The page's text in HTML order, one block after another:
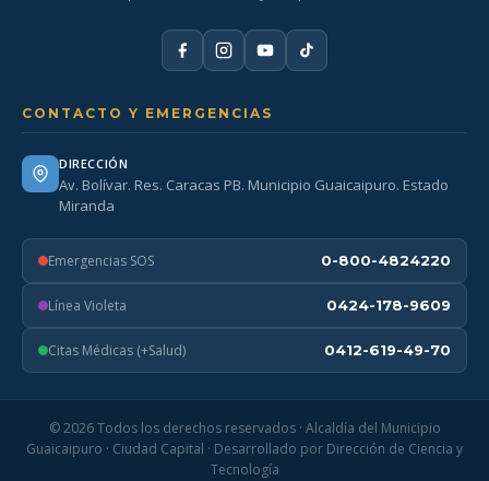
CONTACTO Y EMERGENCIAS
DIRECCIÓN
Av. Bolívar. Res. Caracas PB. Municipio Guaicaipuro. Estado
Miranda
Emergencias SOS 0-800-4824220
Línea Violeta 0424-178-9609
Citas Médicas (+Salud) 0412-619-49-70
© 2026 Todos los derechos reservados · Alcaldía del Municipio
Guaicaipuro · Ciudad Capital · Desarrollado por Dirección de Ciencia y
Tecnología